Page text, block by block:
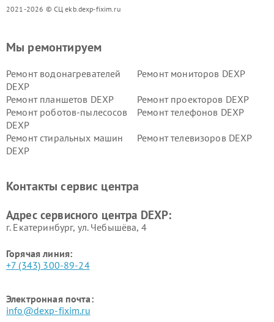
2021-2026 © СЦ ekb.dexp-fixim.ru
Мы ремонтируем
Ремонт водонагревателей
DEXP
Ремонт мониторов DEXP
Ремонт планшетов DEXP
Ремонт проекторов DEXP
Ремонт роботов-пылесосов
DEXP
Ремонт телефонов DEXP
Ремонт стиральных машин
DEXP
Ремонт телевизоров DEXP
Ремонт серверов DEXP
Ремонт мини пк DEXP
Контакты сервис центра
Адрес сервисного центра DEXP:
г. Екатеринбург, ул. Чебышёва, 4
Горячая линия:
+7 (343) 300-89-24
Электронная почта:
info@dexp-fixim.ru